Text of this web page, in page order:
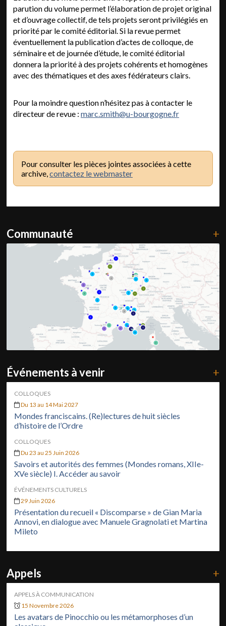
parution du volume permet l’élaboration de projet original
et d’ouvrage collectif, de tels projets seront privilégiés en
priorité par le comité éditorial. Si la revue permet
éventuellement la publication d’actes de colloque, de
séminaire et de journée d’étude, le comité éditorial
donnera la priorité à des projets cohérents et homogènes
avec des thématiques et des axes fédérateurs clairs.
Pour la moindre question n’hésitez pas à contacter le
directeur de revue :marc.smith@u-bourgogne.fr
Pour consulter les pièces jointes associées à cette
archive,contactez le webmaster
Communauté +
Événements à venir +
COLLOQUES
Du 13 au 14 Mai 2027
Mondes franciscains. (Re)lectures de huit siècles
d’histoire de l’Ordre
COLLOQUES
Du 23 au 25 Juin 2026
Savoirs et autorités des femmes (Mondes romans, XIIe-
XVe siècle) I. Accéder au savoir
ÉVÉNEMENTS CULTURELS
29 Juin 2026
Présentation du recueil « Discomparse » de Gian Maria
Annovi, en dialogue avec Manuele Gragnolati et Martina
Mileto
Appels +
APPELS À COMMUNICATION
15 Novembre 2026
Les avatars de Pinocchio ou les métamorphoses d’un